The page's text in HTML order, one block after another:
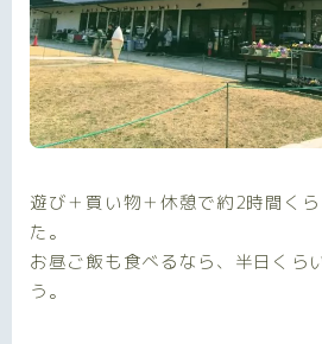
遊び＋買い物＋休憩で約2時間く
た。
お昼ご飯も食べるなら、半日くら
う。